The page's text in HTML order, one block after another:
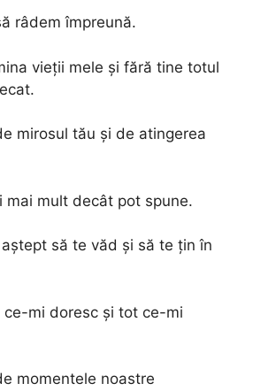
râdem împreună.
vieții mele și fără tine totul
mirosul tău și de atingerea
mai mult decât pot spune.
să te văd și să te țin în
ce-mi doresc și tot ce-mi
momentele noastre